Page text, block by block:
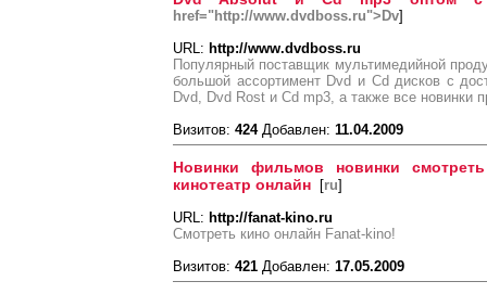
href="http://www.dvdboss.ru">Dv]
URL: http://www.dvdboss.ru
Популярный поставщик мультимедийной
большой ассортимент Dvd и Cd дисков с
Dvd, Dvd Rost и Cd mp3, а также все новинки
Визитов: 424Добавлен: 11.04.2009
Новинки фильмов новинки
кинотеатр онлайн [ru]
URL: http://fanat-kino.ru
Смотреть кино онлайн Fanat-kino!
Визитов: 421 Добавлен: 17.05.2009